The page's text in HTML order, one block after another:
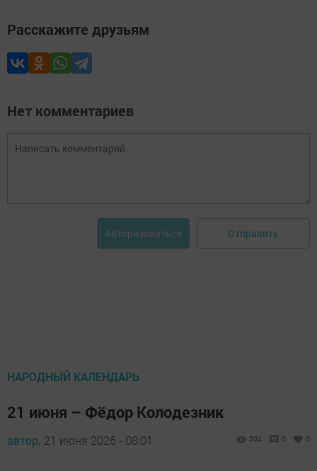
Расскажите друзьям
Нет комментариев
Авторизоваться Отправить
НАРОДНЫЙ КАЛЕНДАРЬ
21 июня – Фёдор Колодезник
автор, 21 июня 2026 - 08:01 304 0 0